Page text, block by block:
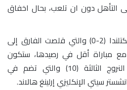
التأهل دون ان تلعب، بحال اخفاق
لكن إسبانيا الفائزة على اسكتلندا (2-0) والتي قلصت الفارق إلى
نقاط معها (15-12) مع مباراة أقل في رصيدها، ستكون
مهمتها صعبة بمواجهة النروج الثالثة (10) والتي تضم في
سيتي الإنكليزي إرلينغ هالاند.